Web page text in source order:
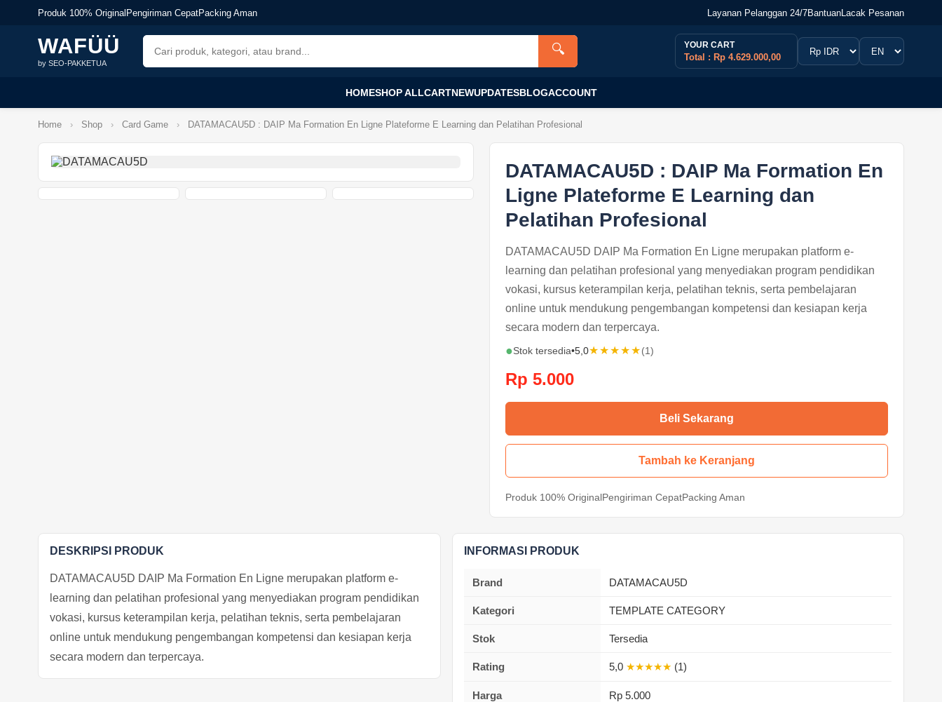
Produk 100% OriginalPengiriman CepatPacking Aman Layanan Pelanggan 24/7BantuanLacak Pesanan
WAFÜÜ
by SEO-PAKKETUA
🔍 YOUR CART
Total : Rp 4.629.000,00
HOMESHOP ALLCARTNEWUPDATESBLOGACCOUNT
Home › Shop › Card Game › DATAMACAU5D : DAIP Ma Formation En Ligne Plateforme E Learning dan Pelatihan Profesional
DATAMACAU5D : DAIP Ma Formation En
Ligne Plateforme E Learning dan
Pelatihan Profesional
DATAMACAU5D DAIP Ma Formation En Ligne merupakan platform e-
learning dan pelatihan profesional yang menyediakan program pendidikan
vokasi, kursus keterampilan kerja, pelatihan teknis, serta pembelajaran
online untuk mendukung pengembangan kompetensi dan kesiapan kerja
secara modern dan terpercaya.
●Stok tersedia•5,0★★★★★(1)
Rp 5.000
Beli Sekarang
Tambah ke Keranjang
Produk 100% OriginalPengiriman CepatPacking Aman
DESKRIPSI PRODUK
DATAMACAU5D DAIP Ma Formation En Ligne merupakan platform e-
learning dan pelatihan profesional yang menyediakan program pendidikan
vokasi, kursus keterampilan kerja, pelatihan teknis, serta pembelajaran
online untuk mendukung pengembangan kompetensi dan kesiapan kerja
secara modern dan terpercaya.
INFORMASI PRODUK
Brand DATAMACAU5D
Kategori TEMPLATE CATEGORY
Stok Tersedia
Rating 5,0 ★★★★★ (1)
Harga Rp 5.000